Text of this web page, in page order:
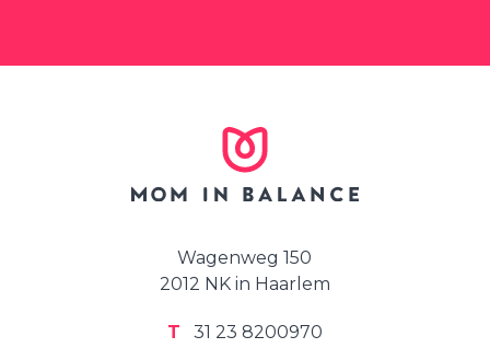
Wagenweg 150
2012 NK in Haarlem
T 31 23 8200970